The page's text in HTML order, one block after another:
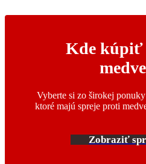
Kde kúpiť
Vyberte si zo širokej
ktoré majú spreje proti
Zobraziť